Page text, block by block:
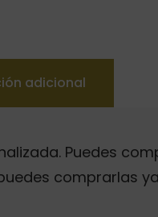
adicional
Puedes
comprarlas